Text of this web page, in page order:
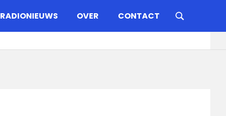
RADIONIEUWS OVER CONTACT